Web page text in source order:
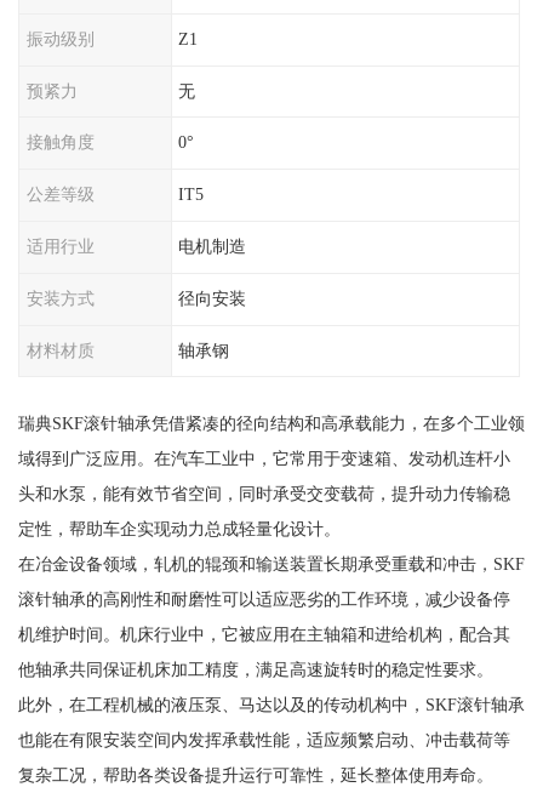
振动级别 Z1
预紧力 无
接触角度 0°
公差等级 IT5
适用行业 电机制造
安装方式 径向安装
材料材质 轴承钢
瑞典SKF滚针轴承凭借紧凑的径向结构和高承载能力，在多个工业领
域得到广泛应用。在汽车工业中，它常用于变速箱、发动机连杆小
头和水泵，能有效节省空间，同时承受交变载荷，提升动力传输稳
定性，帮助车企实现动力总成轻量化设计。
在冶金设备领域，轧机的辊颈和输送装置长期承受重载和冲击，SKF
滚针轴承的高刚性和耐磨性可以适应恶劣的工作环境，减少设备停
机维护时间。机床行业中，它被应用在主轴箱和进给机构，配合其
他轴承共同保证机床加工精度，满足高速旋转时的稳定性要求。
此外，在工程机械的液压泵、马达以及的传动机构中，SKF滚针轴承
也能在有限安装空间内发挥承载性能，适应频繁启动、冲击载荷等
复杂工况，帮助各类设备提升运行可靠性，延长整体使用寿命。